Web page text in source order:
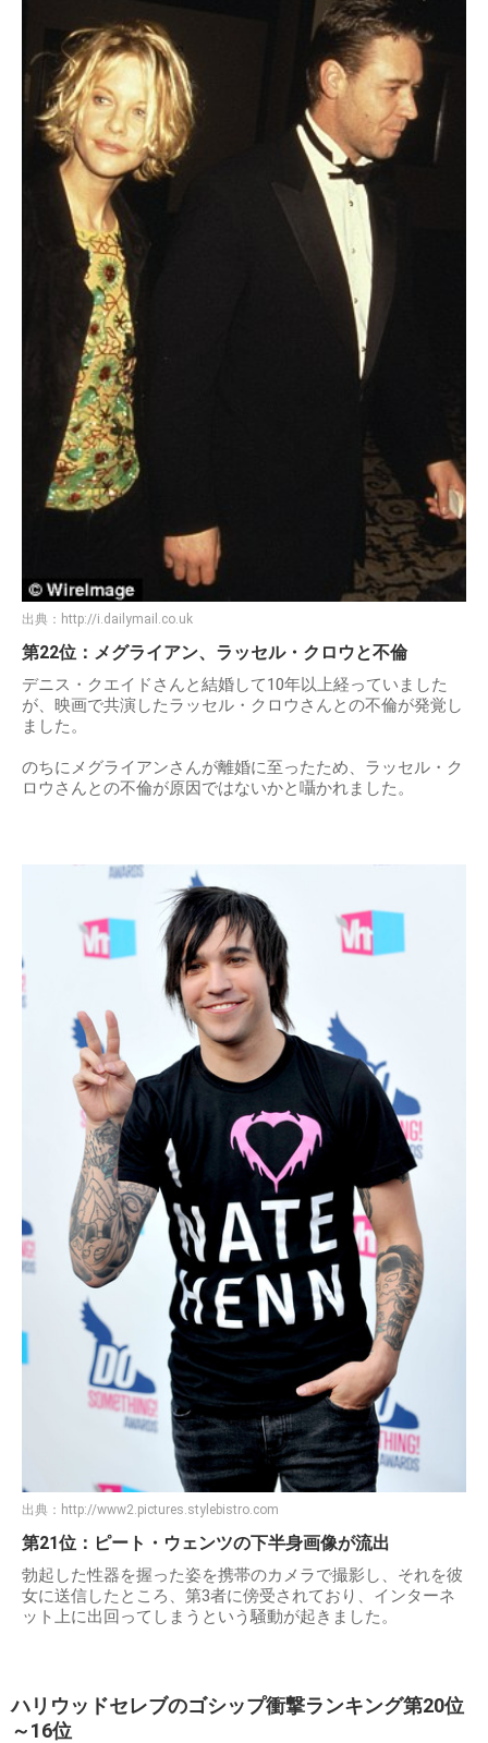
出典： http://i.dailymail.co.uk
第22位：メグライアン、ラッセル・クロウと不倫
デニス・クエイドさんと結婚して10年以上経っていました
が、映画で共演したラッセル・クロウさんとの不倫が発覚し
ました。
のちにメグライアンさんが離婚に至ったため、ラッセル・ク
ロウさんとの不倫が原因ではないかと囁かれました。
出典： http://www2.pictures.stylebistro.com
第21位：ピート・ウェンツの下半身画像が流出
勃起した性器を握った姿を携帯のカメラで撮影し、それを彼
女に送信したところ、第3者に傍受されており、インターネ
ット上に出回ってしまうという騒動が起きました。
ハリウッドセレブのゴシップ衝撃ランキング第20位
～16位